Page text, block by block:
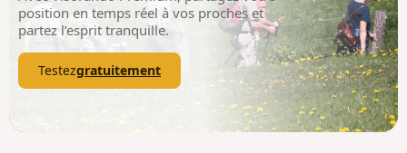
p
position en temps réel à vos proches et
partez l’esprit tranquille.
Testezgratuitement